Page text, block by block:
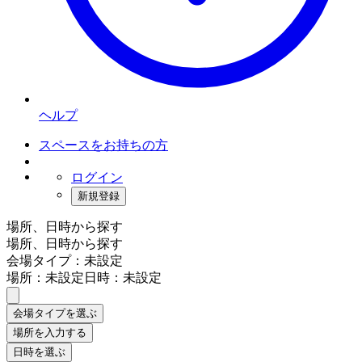
ヘルプ
スペースをお持ちの方
ログイン
新規登録
場所、日時から探す
場所、日時から探す
会場タイプ：未設定
場所：未設定日時：未設定
会場タイプを選ぶ
場所を入力する
日時を選ぶ